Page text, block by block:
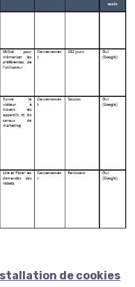
de cookies